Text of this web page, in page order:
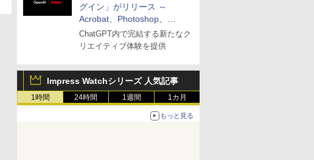
グイン」がリリース ～
Acrobat、Photoshop、
Premiereなどの機能を1つの
プラグインに統合
ChatGPT内で完結する新たなク
リエイティブ体験を提供
Impress Watchシリーズ 人気記事
1時間 24時間 1週間 1カ月
もっと見る